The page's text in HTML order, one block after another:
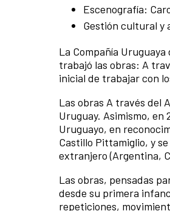
Escenografía:
Gestión cultural y
La Compañía
trabajó las obras: A
inicial de trabajar con
Las obras A través del
Uruguay. Asimismo, en
Uruguayo, en
Castillo Pittamiglio, y
extranjero (Argentina,
Las obras, pensadas
desde su primera
repeticiones,